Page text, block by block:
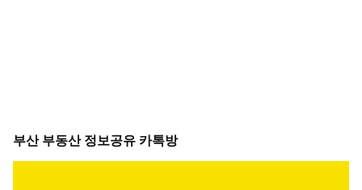
부산 부동산 정보공유 카톡방